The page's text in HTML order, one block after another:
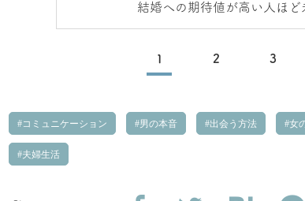
結婚への期待値が高い人ほど
1 2 3
コミュニケーション 男の本音 出会う方法 女
夫婦生活